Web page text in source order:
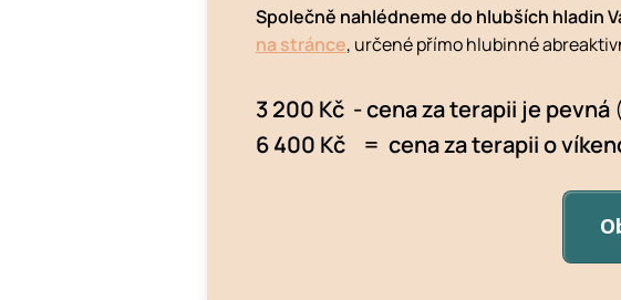
Společně nahlédneme do hlubších hladin
na stránce, určené přímo hlubinné
3 200 Kč - cena za terapii je pevná
6 400 Kč = cena za terapii o